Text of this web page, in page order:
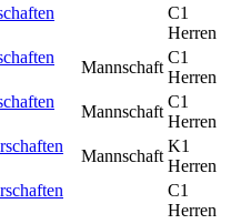
C1
Herren
Mannschaft
C1
Herren
Mannschaft
C1
Herren
Mannschaft
K1
Herren
C1
Herren